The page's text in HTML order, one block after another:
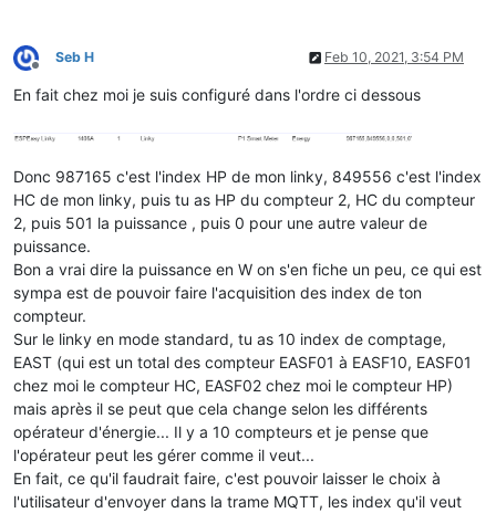
Offline
Seb H Feb 10, 2021, 3:54 PM
En fait chez moi je suis configuré dans l'ordre ci dessous
Donc 987165 c'est l'index HP de mon linky, 849556 c'est l'index
HC de mon linky, puis tu as HP du compteur 2, HC du compteur
2, puis 501 la puissance , puis 0 pour une autre valeur de
puissance.
Bon a vrai dire la puissance en W on s'en fiche un peu, ce qui est
sympa est de pouvoir faire l'acquisition des index de ton
compteur.
Sur le linky en mode standard, tu as 10 index de comptage,
EAST (qui est un total des compteur EASF01 à EASF10, EASF01
chez moi le compteur HC, EASF02 chez moi le compteur HP)
mais après il se peut que cela change selon les différents
opérateur d'énergie... Il y a 10 compteurs et je pense que
l'opérateur peut les gérer comme il veut...
En fait, ce qu'il faudrait faire, c'est pouvoir laisser le choix à
l'utilisateur d'envoyer dans la trame MQTT, les index qu'il veut